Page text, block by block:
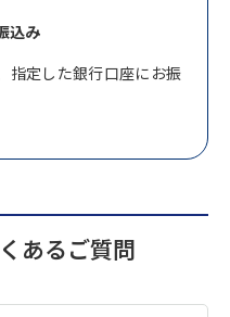
込み
指定した銀行口座にお振
あるご質問